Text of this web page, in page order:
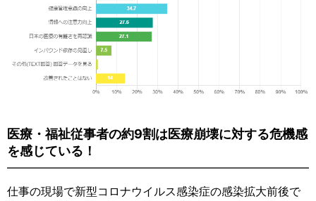
医療・福祉従事者の約9割は医療崩壊に対する危機感
を感じている！
仕事の現場で新型コロナウイルス感染症の感染拡大前後で